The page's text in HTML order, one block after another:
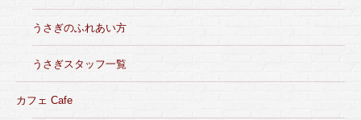
うさぎのふれあい方
うさぎスタッフ一覧
カフェ Cafe